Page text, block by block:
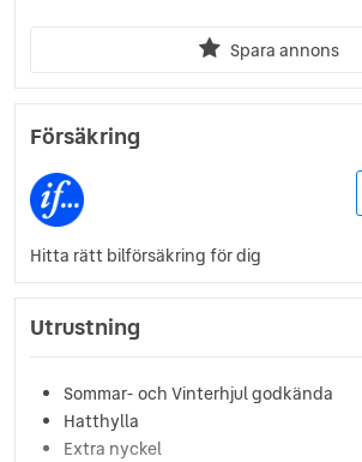
Spara annons
Försäkring
Hitta rätt bilförsäkring för dig
Utrustning
Sommar- och Vinterhjul godkända
Hatthylla
Extra nyckel